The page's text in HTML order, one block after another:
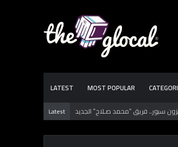
LATEST MOST POPULAR
Latest